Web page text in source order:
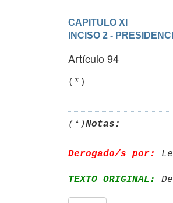
CAPITULO XI
INCISO 2 -
Artículo 94
(*)Notas:
Derogado/s por:
TEXTO ORIGINAL: